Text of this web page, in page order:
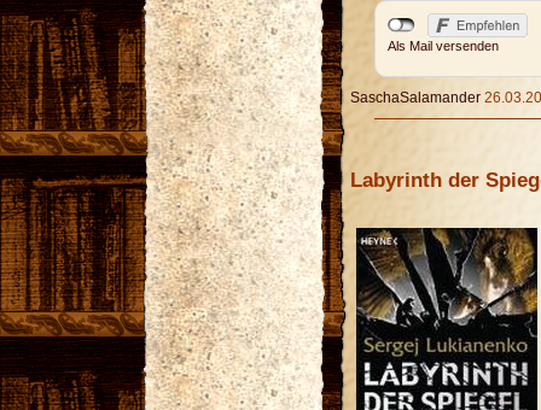
Als Mail versenden
SaschaSalamander
Labyrinth der